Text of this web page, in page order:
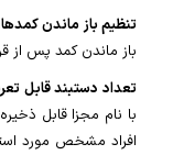
تنظیم باز ماندن کمدها
باز ماندن کمد پس از
تعداد دستبند قابل
با نام مجزا قابل
افراد مشخص مورد